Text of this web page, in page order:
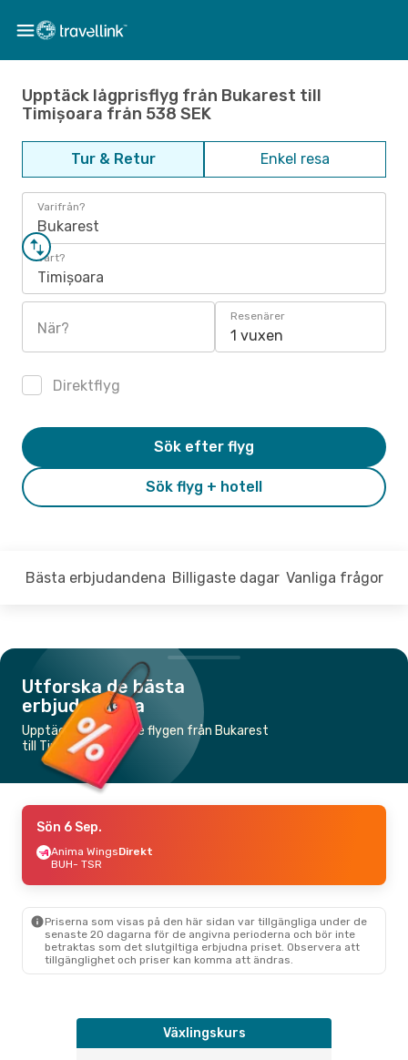
Upptäck lågprisflyg från Bukarest till
Timișoara från 538 SEK
Tur & Retur Enkel resa
Varifrån?
Bukarest
Vart?
Timișoara
När?
Resenärer
1 vuxen
Direktflyg
Sök flyg + hotell
Sök efter flyg
Bästa erbjudandena Billigaste dagar Vanliga frågor
Utforska de bästa
erbjudandena
Upptäck de billigaste flygen från Bukarest
till Timișoara
Sön 6 Sep.
Anima WingsDirekt
BUH- TSR
Priserna som visas på den här sidan var tillgängliga under de
senaste 20 dagarna för de angivna perioderna och bör inte
betraktas som det slutgiltiga erbjudna priset. Observera att
tillgänglighet och priser kan komma att ändras.
Växlingskurs